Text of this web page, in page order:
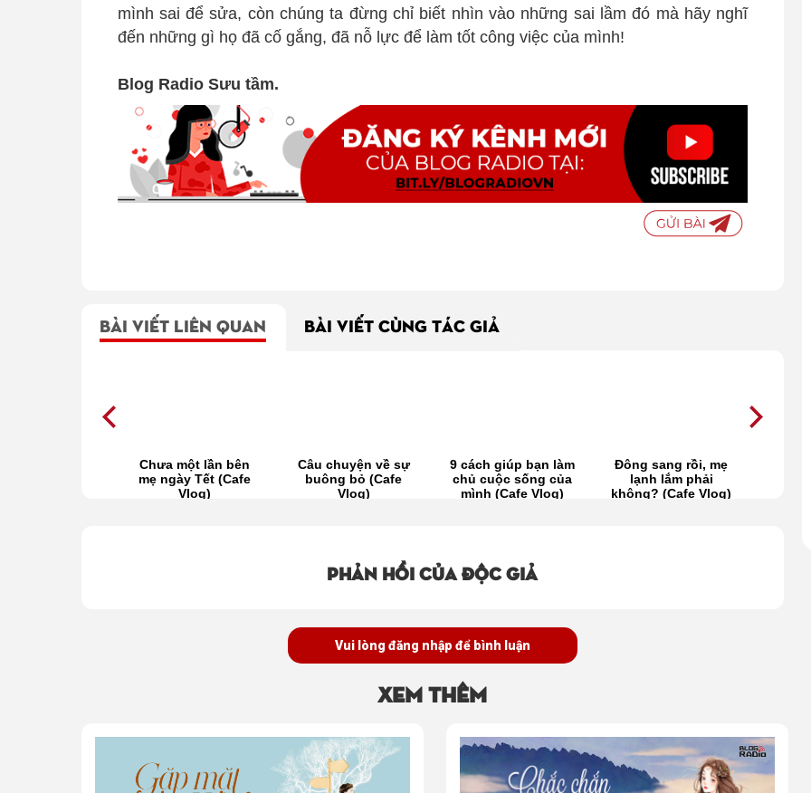
mình sai để sửa, còn chúng ta đừng chỉ biết nhìn vào những sai lầm đó mà hãy nghĩ
đến những gì họ đã cố gắng, đã nỗ lực để làm tốt công việc của mình!
Blog Radio Sưu tầm.
BÀI VIẾT LIÊN QUAN BÀI VIẾT CÙNG TÁC GIẢ
Chưa một lần bên
mẹ ngày Tết (Cafe
Vlog)
Câu chuyện về sự
buông bỏ (Cafe
Vlog)
9 cách giúp bạn làm
chủ cuộc sống của
mình (Cafe Vlog)
Đông sang rồi, mẹ
lạnh lắm phải
không? (Cafe Vlog)
Phản hồi của độc giả
Vui lòng đăng nhập để bình luận
Xem thêm